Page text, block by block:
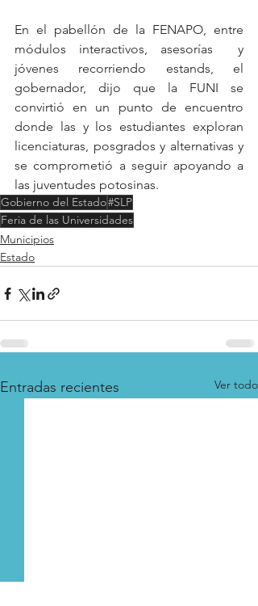
En el pabellón de la FENAPO, entre
módulos interactivos, asesorías  y
jóvenes recorriendo estands, el
gobernador, dijo que la FUNI se
convirtió en un punto de encuentro
donde las y los estudiantes exploran
licenciaturas, posgrados y alternativas y
se comprometió a seguir apoyando a
las juventudes potosinas.
Gobierno del Estado#SLP
Feria de las Universidades
Municipios
Estado
Entradas recientes Ver todo